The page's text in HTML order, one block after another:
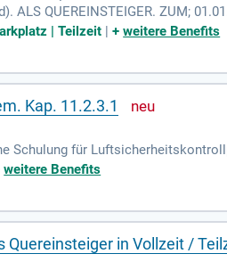
QUEREINSTEIGER. ZUM;
Arbeitsumfeld?
| Teilzeit |+weitere Benefits
Kap. 11.2.3.1
Schulung für
weitere Benefits
in Vollzeit /